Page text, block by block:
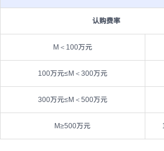
认购费率
M＜100万元
100万元≤M＜300万元
300万元≤M＜500万元
M≥500万元